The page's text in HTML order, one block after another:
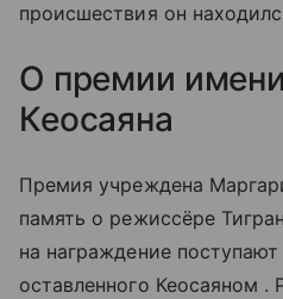
происшествия он
О премии
Кеосаяна
Премия учреждена
память о режиссёре
на награждение поступают
оставленного Кеосаяном .